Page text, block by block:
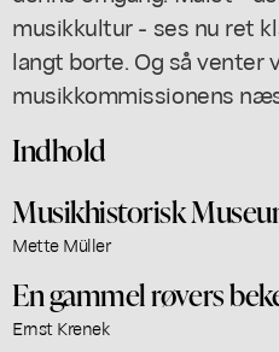
musikkultur - ses nu ret
langt borte. Og så venter
musikkommissionens
Indhold
Musikhistorisk
Mette Müller
En gammel røvers
Ernst Krenek